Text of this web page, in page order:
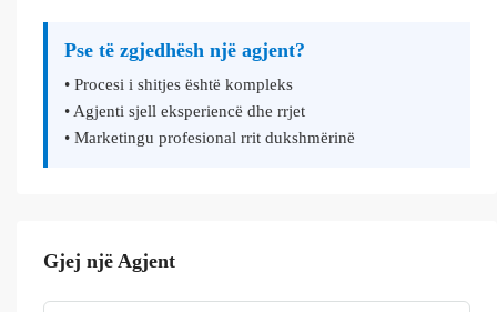
Pse të zgjedhësh një agjent?
• Procesi i shitjes është kompleks
• Agjenti sjell eksperiencë dhe rrjet
• Marketingu profesional rrit dukshmërinë
Gjej një Agjent